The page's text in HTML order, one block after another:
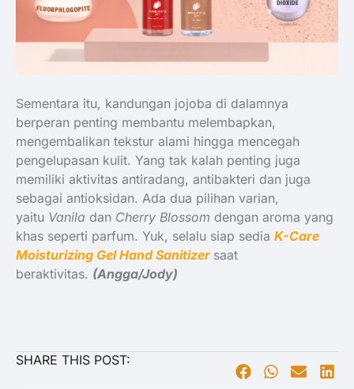
Sementara itu, kandungan jojoba di dalamnya
berperan penting membantu melembapkan,
mengembalikan tekstur alami hingga mencegah
pengelupasan kulit. Yang tak kalah penting juga
memiliki aktivitas antiradang, antibakteri dan juga
sebagai antioksidan. Ada dua pilihan varian,
yaitu Vanila dan Cherry Blossom dengan aroma yang
khas seperti parfum. Yuk, selalu siap sedia K-Care
Moisturizing Gel Hand Sanitizer saat
beraktivitas. (Angga/Jody)
SHARE THIS POST: